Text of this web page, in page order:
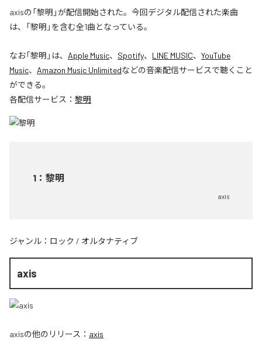
axisの「黎明」が配信開始された。今回デジタル配信された楽曲
は、「黎明」を含む全1曲となっている。
なお「黎明 」は、 Apple Music、 Spotify、 LINE MUSIC、 YouTube
Music、 Amazon Music Unlimitedなどの音楽配信サービスで聴くこと
ができる。
各配信サービス： 黎明
1 ： 黎明
axis
ジャンル： ロック / オルタナティブ
axis
axisの他のリリース： axis